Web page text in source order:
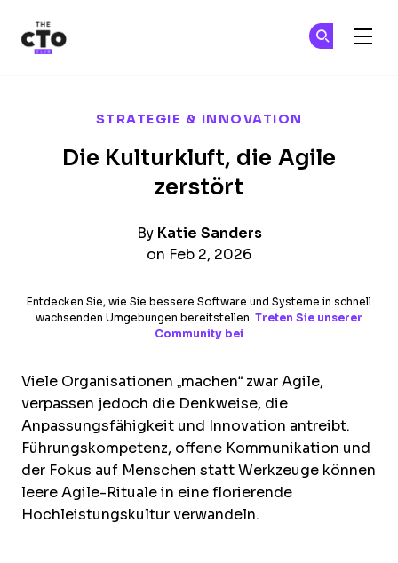
STRATEGIE & INNOVATION
Die Kulturkluft, die Agile
zerstört
By Katie Sanders
on Feb 2, 2026
Entdecken Sie, wie Sie bessere Software und Systeme in schnell
wachsenden Umgebungen bereitstellen. Treten Sie unserer
Community bei
Viele Organisationen „machen“ zwar Agile,
verpassen jedoch die Denkweise, die
Anpassungsfähigkeit und Innovation antreibt.
Führungskompetenz, offene Kommunikation und
der Fokus auf Menschen statt Werkzeuge können
leere Agile-Rituale in eine florierende
Hochleistungskultur verwandeln.